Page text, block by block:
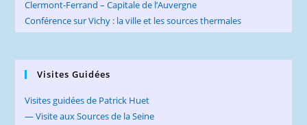
Clermont-Ferrand – Capitale de l’Auvergne
Conférence sur Vichy : la ville et les sources thermales
Visites Guidées
Visites guidées de Patrick Huet
— Visite aux Sources de la Seine